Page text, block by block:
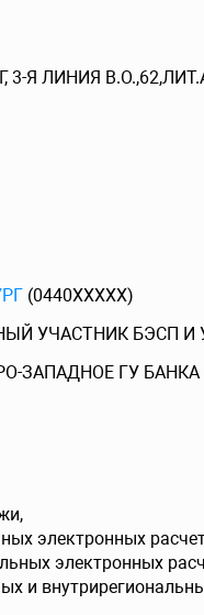
3-Я ЛИНИЯ
(0440XXXXX)
УЧАСТНИК БЭСП И
ЗАПАДНОЕ ГУ
электронных
электронных
и